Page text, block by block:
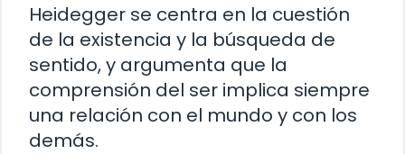
Heidegger se centra en la cuestión
de la existencia y la búsqueda de
sentido, y argumenta que la
comprensión del ser implica siempre
una relación con el mundo y con los
demás.